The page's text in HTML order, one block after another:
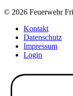
© 2026 Feuerwehr
Kontakt
Datenschutz
Impressum
Login